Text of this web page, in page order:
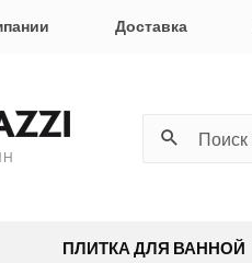
Доставка
ПЛИТКА ДЛЯ ВАННОЙ